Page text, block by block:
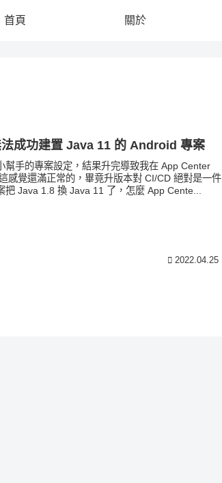
首頁 關於
成功建置 Java 11 的 Android 專案
幫手的專案設定，結果升完導致我在 App Center
感覺還滿正常的，畢竟升版本對 CI/CD 絕對是一件
把 Java 1.8 換 Java 11 了，怎麼 App Cente...
2022.04.25